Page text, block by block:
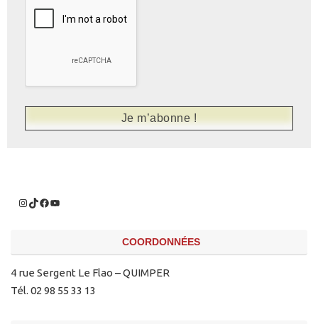
COORDONNÉES
4 rue Sergent Le Flao – QUIMPER
Tél. 02 98 55 33 13